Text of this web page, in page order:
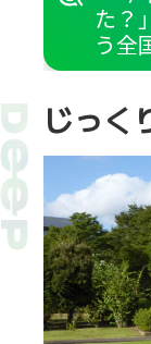
た？
う全
じっく